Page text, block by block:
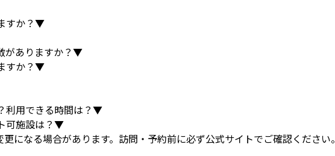
すか？▼
がありますか？▼
すか？▼
利用できる時間は？▼
可施設は？▼
になる場合があります。訪問・予約前に必ず公式サイトでご確認ください。